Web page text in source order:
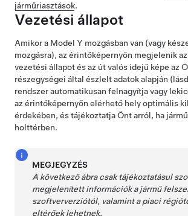
járműriasztások.
Vezetési állapot
Amikor a Model Y mozgásban van (vagy
mozgásra), az érintőképernyőn megjelenik
vezetési állapot és az út valós idejű képe az
részegységei által észlelt adatok alapján
rendszer automatikusan felnagyítja vagy
az érintőképernyőn elérhető hely optimális
érdekében, és tájékoztatja Önt arról, ha
holttérben.
MEGJEGYZÉS
A következő ábra csak tájékoztatásul
megjelenített információk a jármű
szoftververziótól, valamint a piaci
eltérőek lehetnek.